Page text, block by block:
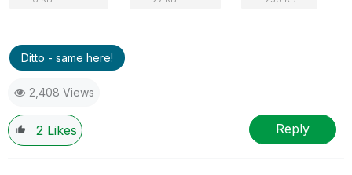
Ditto - same here!
2,408 Views
2 Likes Reply